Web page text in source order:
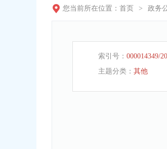
您当前所在位置： 首页 > 政务
索引号： 000014349/
主题分类： 其他